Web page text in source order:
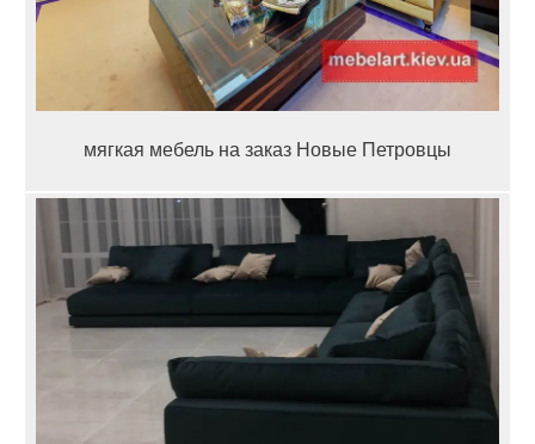
мягкая мебель на заказ Новые Петровцы